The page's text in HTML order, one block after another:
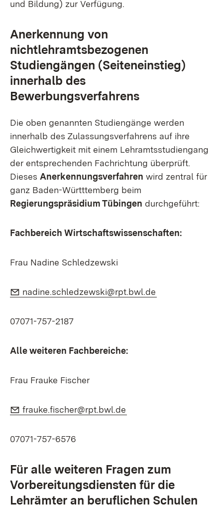
und Bildung) zur Verfügung.
Anerkennung von
nichtlehramtsbezogenen
Studiengängen (Seiteneinstieg)
innerhalb des
Bewerbungsverfahrens
Die oben genannten Studiengänge werden
innerhalb des Zulassungsverfahrens auf ihre
Gleichwertigkeit mit einem Lehramtsstudiengang
der entsprechenden Fachrichtung überprüft.
Dieses Anerkennungsverfahren wird zentral für
ganz Baden-Württtemberg beim
Regierungspräsidium Tübingen durchgeführt:
Fachbereich Wirtschaftswissenschaften:
Frau Nadine Schledzewski
E-Mail:
nadine.schledzewski@rpt.bwl.de
07071-757-2187
Alle weiteren Fachbereiche:
Frau Frauke Fischer
E-Mail:
frauke.fischer@rpt.bwl.de
07071-757-6576
Für alle weiteren Fragen zum
Vorbereitungsdiensten für die
Lehrämter an beruflichen Schulen